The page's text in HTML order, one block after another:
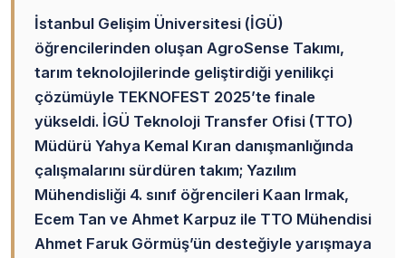
İstanbul Gelişim Üniversitesi (İGÜ)
öğrencilerinden oluşan AgroSense Takımı,
tarım teknolojilerinde geliştirdiği yenilikçi
çözümüyle TEKNOFEST 2025’te finale
yükseldi. İGÜ Teknoloji Transfer Ofisi (TTO)
Müdürü Yahya Kemal Kıran danışmanlığında
çalışmalarını sürdüren takım; Yazılım
Mühendisliği 4. sınıf öğrencileri Kaan Irmak,
Ecem Tan ve Ahmet Karpuz ile TTO Mühendisi
Ahmet Faruk Görmüş’ün desteğiyle yarışmaya